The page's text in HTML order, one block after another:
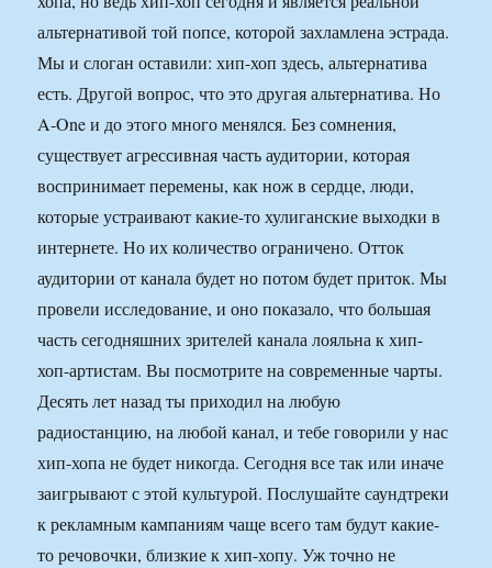
альтернативой той попсе, которой захламлена эстрада.
Мы и слоган оставили: хип-хоп здесь, альтернатива
есть. Другой вопрос, что это другая альтернатива. Но
A-One и до этого много менялся. Без сомнения,
существует агрессивная часть аудитории, которая
воспринимает перемены, как нож в сердце, люди,
которые устраивают какие-то хулиганские выходки в
интернете. Но их количество ограничено. Отток
аудитории от канала будет но потом будет приток. Мы
провели исследование, и оно показало, что большая
часть сегодняшних зрителей канала лояльна к хип-
хоп-артистам. Вы посмотрите на современные чарты.
Десять лет назад ты приходил на любую
радиостанцию, на любой канал, и тебе говорили у нас
хип-хопа не будет никогда. Сегодня все так или иначе
заигрывают с этой культурой. Послушайте саундтреки
к рекламным кампаниям чаще всего там будут какие-
то речовочки, близкие к хип-хопу. Уж точно не